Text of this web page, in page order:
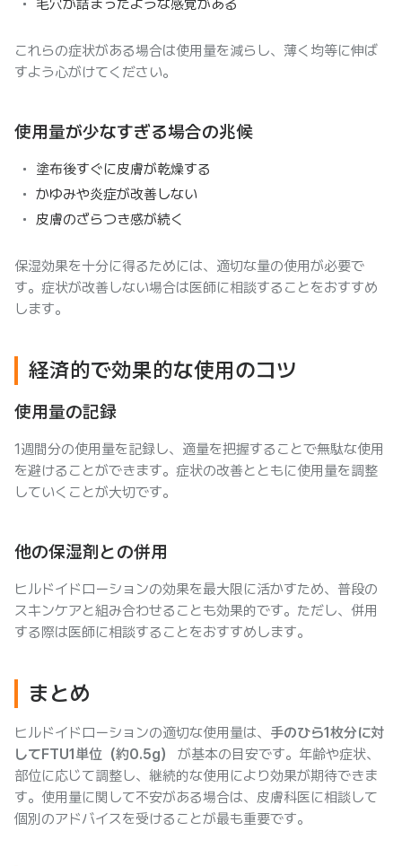
毛穴が詰まったような感覚がある
これらの症状がある場合は使用量を減らし、薄く均等に伸ば
すよう心がけてください。
使用量が少なすぎる場合の兆候
塗布後すぐに皮膚が乾燥する
かゆみや炎症が改善しない
皮膚のざらつき感が続く
保湿効果を十分に得るためには、適切な量の使用が必要で
す。症状が改善しない場合は医師に相談することをおすすめ
します。
経済的で効果的な使用のコツ
使用量の記録
1週間分の使用量を記録し、適量を把握することで無駄な使用
を避けることができます。症状の改善とともに使用量を調整
していくことが大切です。
他の保湿剤との併用
ヒルドイドローションの効果を最大限に活かすため、普段の
スキンケアと組み合わせることも効果的です。ただし、併用
する際は医師に相談することをおすすめします。
まとめ
ヒルドイドローションの適切な使用量は、 手のひら1枚分に対
してFTU1単位（約0.5g）
が基本の目安です。年齢や症状、
部位に応じて調整し、継続的な使用により効果が期待できま
す。使用量に関して不安がある場合は、皮膚科医に相談して
個別のアドバイスを受けることが最も重要です。